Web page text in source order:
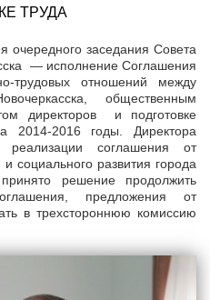
ТРУДА
очередного заседания Совета
— исполнение Соглашения
трудовых отношений между
общественным
директоров и подготовке
2014-2016 годы. Директора
соглашения от
социального развития города
решение продолжить
предложения от
в трехстороннюю комиссию